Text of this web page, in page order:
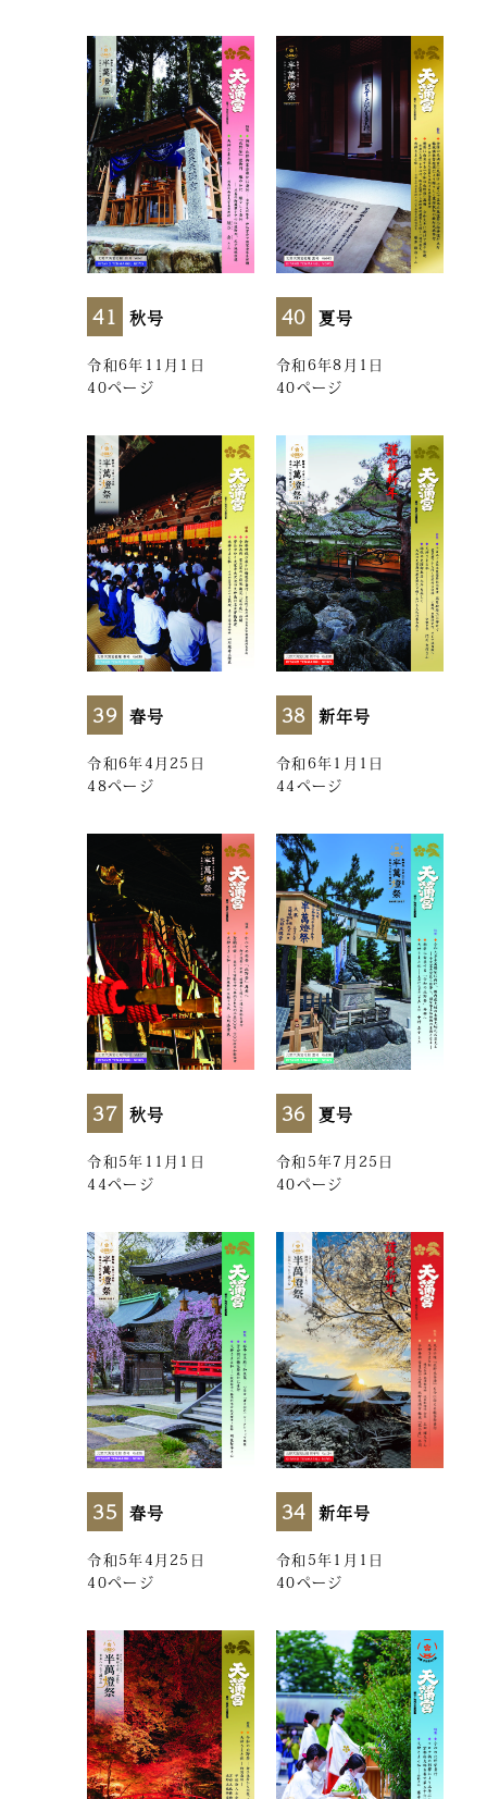
41 秋号
令和6年11月1日
40ページ
40 夏号
令和6年8月1日
40ページ
39 春号
令和6年4月25日
48ページ
38 新年号
令和6年1月1日
44ページ
37 秋号
令和5年11月1日
44ページ
36 夏号
令和5年7月25日
40ページ
35 春号
令和5年4月25日
40ページ
34 新年号
令和5年1月1日
40ページ